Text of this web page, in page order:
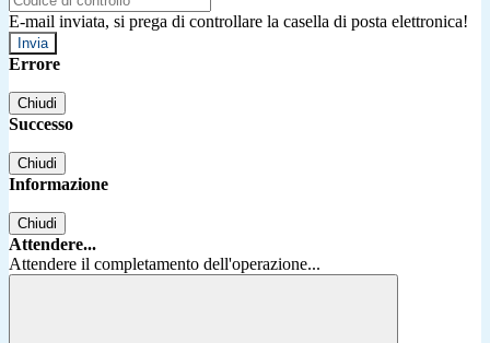
E-mail inviata, si prega di controllare la casella di posta elettronica!
Errore
Chiudi
Successo
Chiudi
Informazione
Chiudi
Attendere...
Attendere il completamento dell'operazione...